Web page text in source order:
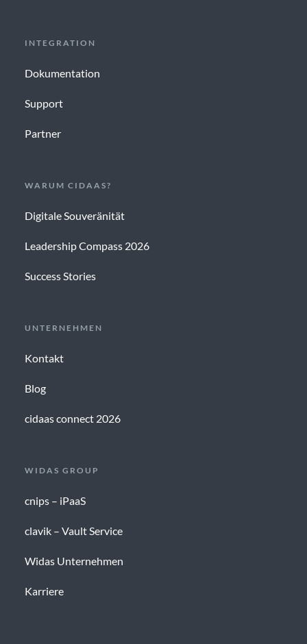
INTEGRATION
Dokumentation
Support
Partner
WARUM CIDAAS?
Digitale Souveränität
Leadership Compass 2026
Success Stories
UNTERNEHMEN
Kontakt
Blog
cidaas connect 2026
WIDAS GROUP
cnips – iPaaS
clavik – Vault Service
Widas Unternehmen
Karriere